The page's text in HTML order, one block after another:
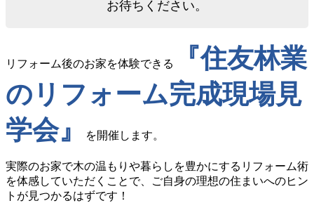
お待ちください。
リフォーム後のお家を体験できる
『住友林業
のリフォーム完成現場見
学会』
を開催します。
実際のお家で木の温もりや暮らしを豊かにするリフォーム術
を体感していただくことで、ご自身の理想の住まいへのヒン
トが見つかるはずです！